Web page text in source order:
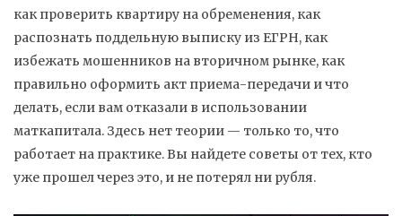
как проверить квартиру на обременения, как
распознать поддельную выписку из ЕГРН, как
избежать мошенников на вторичном рынке, как
правильно оформить акт приема-передачи и что
делать, если вам отказали в использовании
маткапитала. Здесь нет теории — только то, что
работает на практике. Вы найдете советы от тех, кто
уже прошел через это, и не потерял ни рубля.